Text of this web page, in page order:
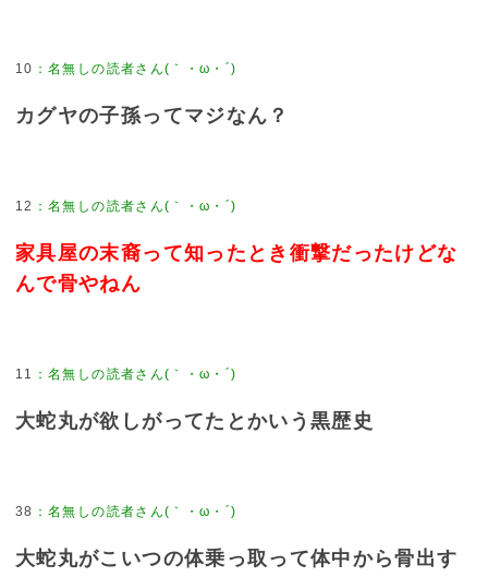
10
カグヤの子孫ってマジなん？
12
家具屋の末裔って知ったとき衝撃だったけどな
んで骨やねん
11
大蛇丸が欲しがってたとかいう黒歴史
38
大蛇丸がこいつの体乗っ取って体中から骨出す